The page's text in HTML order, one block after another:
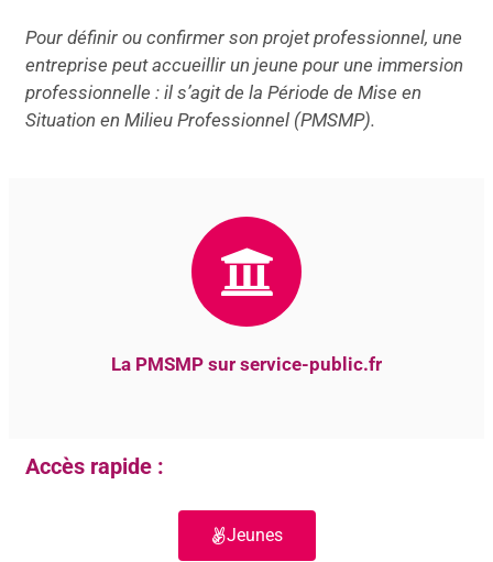
Pour définir ou confirmer son projet professionnel, une
entreprise peut accueillir un jeune pour une immersion
professionnelle : il s’agit de la Période de Mise en
Situation en Milieu Professionnel (PMSMP).
La PMSMP sur service-public.fr
Accès rapide :
Jeunes